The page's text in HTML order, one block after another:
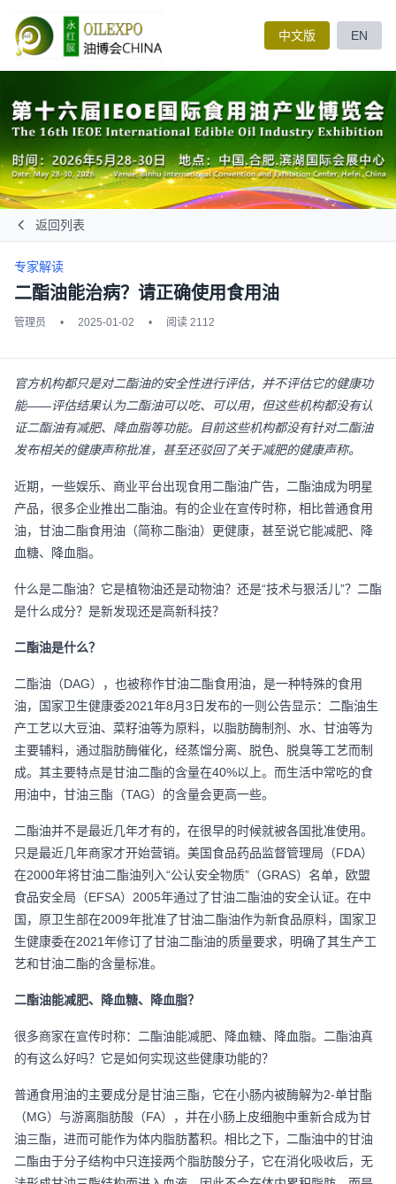
中文版 EN
返回列表
专家解读
二酯油能治病？请正确使用食用油
管理员 • 2025-01-02 • 阅读 2112
官方机构都只是对二酯油的安全性进行评估，并不评估它的健康功
能——评估结果认为二酯油可以吃、可以用，但这些机构都没有认
证二酯油有减肥、降血脂等功能。目前这些机构都没有针对二酯油
发布相关的健康声称批准，甚至还驳回了关于减肥的健康声称。
近期，一些娱乐、商业平台出现食用二酯油广告，二酯油成为明星
产品，很多企业推出二酯油。有的企业在宣传时称，相比普通食用
油，甘油二酯食用油（简称二酯油）更健康，甚至说它能减肥、降
血糖、降血脂。
什么是二酯油？它是植物油还是动物油？还是“技术与狠活儿”？二酯
是什么成分？是新发现还是高新科技？
二酯油是什么？
二酯油（DAG），也被称作甘油二酯食用油，是一种特殊的食用
油，国家卫生健康委2021年8月3 日发布的一则公告显示：二酯油生
产工艺以大豆油、菜籽油等为原料，以脂肪酶制剂、水、甘油等为
主要辅料，通过脂肪酶催化，经蒸馏分离、脱色、脱臭等工艺而制
成。其主要特点是甘油二酯的含量在40%以上。而生活中常吃的食
用油中，甘油三酯（TAG）的含量会更高一些。
二酯油并不是最近几年才有的，在很早的时候就被各国批准使用。
只是最近几年商家才开始营销。美国食品药品监督管理局（FDA）
在2000年将甘油二酯油列入“公认安全物质”（GRAS）名单，欧盟
食品安全局（EFSA） 2005年通过了甘油二酯油的安全认证。在中
国，原卫生部在2009年批准了甘油二酯油作为新食品原料，国家卫
生健康委在2021年修订了甘油二酯油的质量要求，明确了其生产工
艺和甘油二酯的含量标准。
二酯油能减肥、降血糖、降血脂？
很多商家在宣传时称：二酯油能减肥、降血糖、降血脂。二酯油真
的有这么好吗？它是如何实现这些健康功能的？
普通食用油的主要成分是甘油三酯，它在小肠内被酶解为2-单甘酯
（MG）与游离脂肪酸（FA），并在小肠上皮细胞中重新合成为甘
油三酯，进而可能作为体内脂肪蓄积。相比之下，二酯油中的甘油
二酯由于分子结构中只连接两个脂肪酸分子，它在消化吸收后，无